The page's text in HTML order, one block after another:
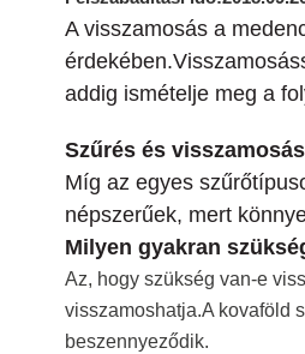
A visszamosás a
addig ismételje meg a
Szűrés és visszamosás
Míg az egyes
népszerűek, mert
Milyen gyakran
Az, hogy szükség van-e
visszamoshatja.A kovaföld
beszennyeződik.